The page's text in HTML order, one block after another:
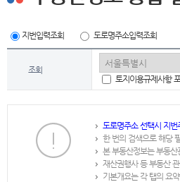
지번입력조회 도로명주소입력조회
조회
토지이용규제사항
도로명주소 선택시 지
한 번의 검색으로 해당
본 부동산정보는 부동
재산권행사 등 부동산
기본개요는 각 탭의 요